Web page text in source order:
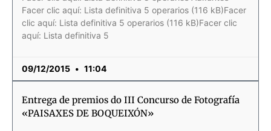
Facer clic aquí: Lista definitiva 5 operarios (116 kB)Facer
clic aquí: Lista definitiva 5 operarios (116 kB)Facer clic
aquí: Lista definitiva 5
09/12/2015 11:04
Entrega de premios do III Concurso de Fotografía
«PAISAXES DE BOQUEIXÓN»